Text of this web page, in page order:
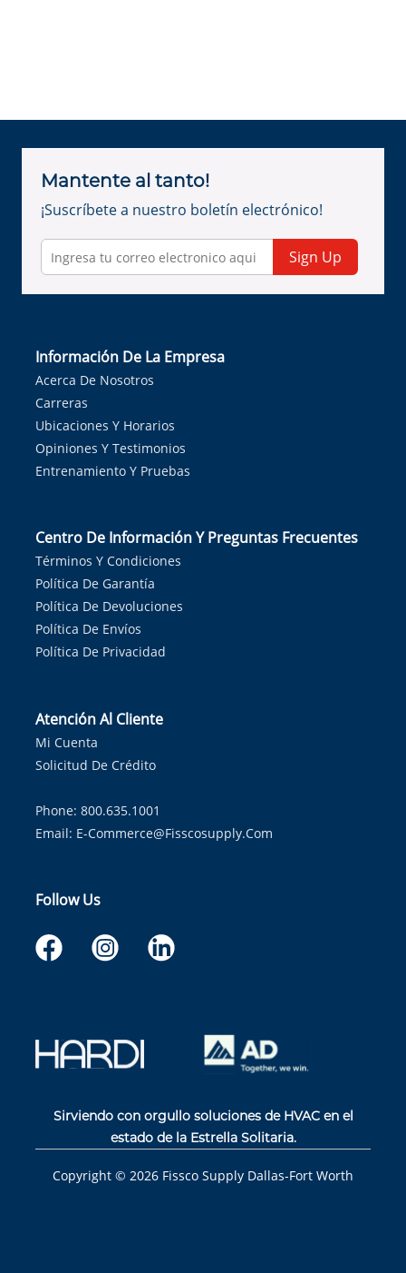
Mantente al tanto!
¡Suscríbete a nuestro boletín electrónico!
Sign Up
Información De La Empresa
Acerca De Nosotros
Carreras
Ubicaciones Y Horarios
Opiniones Y Testimonios
Entrenamiento Y Pruebas
Centro De Información Y Preguntas Frecuentes
Términos Y Condiciones
Política De Garantía
Política De Devoluciones
Política De Envíos
Política De Privacidad
Atención Al Cliente
Mi Cuenta
Solicitud De Crédito
Phone: 800.635.1001
Email: E-Commerce@fisscosupply.com
Follow Us
Sirviendo con orgullo soluciones de HVAC en el
estado de la Estrella Solitaria.
Copyright © 2026 Fissco Supply Dallas-Fort Worth